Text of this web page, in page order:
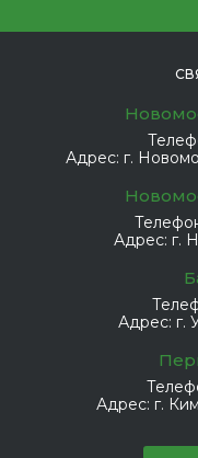
Адрес: г.
Адрес: г.
Адрес: г.
Адрес: г.